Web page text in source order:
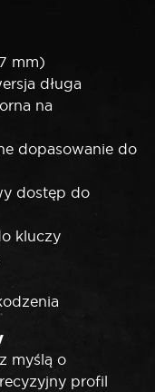
mm)
długa
na
dopasowanie do
dostęp do
kluczy
myślą o
profil